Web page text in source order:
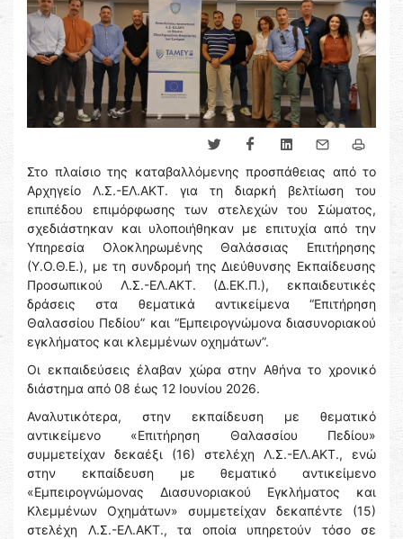
Στο πλαίσιο της καταβαλλόμενης προσπάθειας από το
Αρχηγείο Λ.Σ.-ΕΛ.ΑΚΤ. για τη διαρκή βελτίωση του
επιπέδου επιμόρφωσης των στελεχών του Σώματος,
σχεδιάστηκαν και υλοποιήθηκαν με επιτυχία από την
Υπηρεσία Ολοκληρωμένης Θαλάσσιας Επιτήρησης
(Υ.Ο.Θ.Ε.), με τη συνδρομή της Διεύθυνσης Εκπαίδευσης
Προσωπικού Λ.Σ.-ΕΛ.ΑΚΤ. (Δ.ΕΚ.Π.), εκπαιδευτικές
δράσεις στα θεματικά αντικείμενα “Επιτήρηση
Θαλασσίου Πεδίου” και “Εμπειρογνώμονα διασυνοριακού
εγκλήματος και κλεμμένων οχημάτων”.
Οι εκπαιδεύσεις έλαβαν χώρα στην Αθήνα το χρονικό
διάστημα από 08 έως 12 Ιουνίου 2026.
Αναλυτικότερα, στην εκπαίδευση με θεματικό
αντικείμενο «Επιτήρηση Θαλασσίου Πεδίου»
συμμετείχαν δεκαέξι (16) στελέχη Λ.Σ.-ΕΛ.ΑΚΤ., ενώ
στην εκπαίδευση με θεματικό αντικείμενο
«Εμπειρογνώμονας Διασυνοριακού Εγκλήματος και
Κλεμμένων Οχημάτων» συμμετείχαν δεκαπέντε (15)
στελέχη Λ.Σ.-ΕΛ.ΑΚΤ., τα οποία υπηρετούν τόσο σε